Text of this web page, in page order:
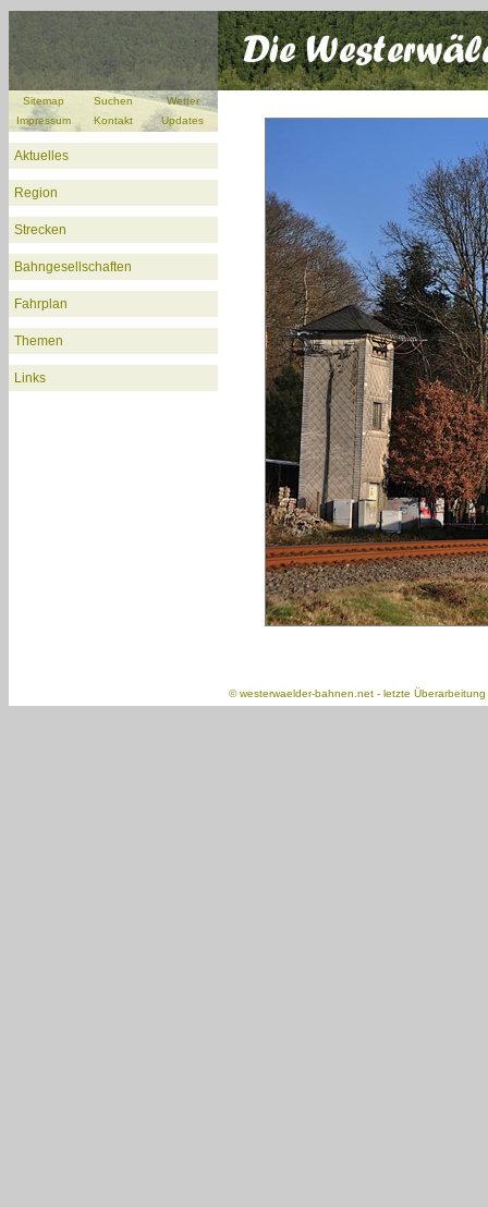
Sitemap Suchen
Wetter
Impressum
Kontakt Updates
Aktuelles
Region
Strecken
Bahngesellschaften
Fahrplan
Themen
Links
©westerwaelder-bahnen.net - letzte